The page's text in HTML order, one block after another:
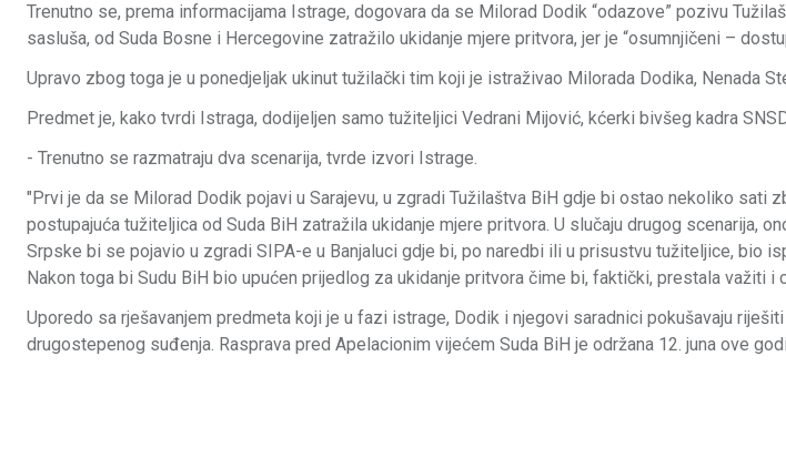
Trenutno se, prema informacijama Istrage, dogovara da se Milorad Dodik “odazove” pozivu
sasluša, od Suda Bosne i Hercegovine zatražilo ukidanje mjere pritvora, jer je “osumnjičeni –
Upravo zbog toga je u ponedjeljak ukinut tužilački tim koji je istraživao Milorada Dodika, Nenada
Predmet je, kako tvrdi Istraga, dodijeljen samo tužiteljici Vedrani Mijović, kćerki bivšeg kadra
- Trenutno se razmatraju dva scenarija, tvrde izvori Istrage.
"Prvi je da se Milorad Dodik pojavi u Sarajevu, u zgradi Tužilaštva BiH gdje bi ostao nekoliko sati
postupajuća tužiteljica od Suda BiH zatražila ukidanje mjere pritvora. U slučaju drugog scenarija,
Srpske bi se pojavio u zgradi SIPA-e u Banjaluci gdje bi, po naredbi ili u prisustvu tužiteljice, bio
Nakon toga bi Sudu BiH bio upućen prijedlog za ukidanje pritvora čime bi, faktički, prestala važiti i
Uporedo sa rješavanjem predmeta koji je u fazi istrage, Dodik i njegovi saradnici pokušavaju
drugostepenog suđenja. Rasprava pred Apelacionim vijećem Suda BiH je održana 12. juna ove